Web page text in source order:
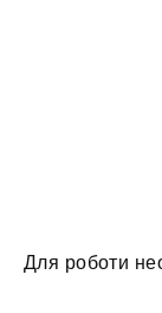
Для роботи